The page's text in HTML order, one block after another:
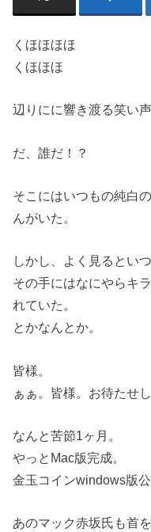
くほほほほ
くほほほ
辺りにに響き渡る笑い声
だ、誰だ！？
そこにはいつもの純白
んがいた。
しかし、よく見るとい
その手にはなにやらキ
れていた。
とかなんとか。
皆様。
ぁぁ。皆様。お待たせし
なんと苦節1ヶ月。
やっとMac版完成。
金玉コインwindows版
あのマック赤坂氏も首